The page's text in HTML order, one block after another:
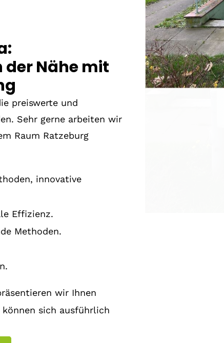
Nähe mit
preiswerte und
Sehr gerne arbeiten wir
Raum Ratzeburg
innovative
Effizienz.
Methoden.
wir Ihnen
sich ausführlich